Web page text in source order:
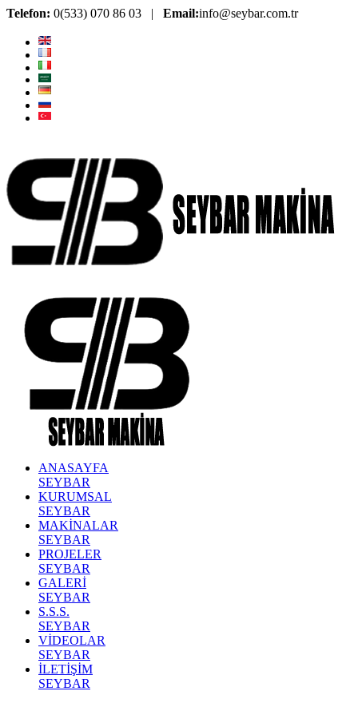
Telefon: 0(533) 070 86 03 | Email:info@seybar.com.tr
ANASAYFA
SEYBAR
KURUMSAL
SEYBAR
MAKİNALAR
SEYBAR
PROJELER
SEYBAR
GALERİ
SEYBAR
S.S.S.
SEYBAR
VİDEOLAR
SEYBAR
İLETİŞİM
SEYBAR